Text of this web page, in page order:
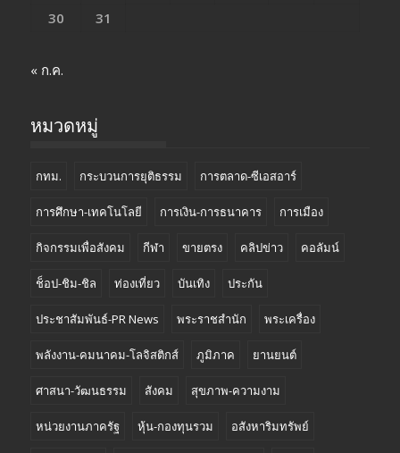
30
31
« ก.ค.
หมวดหมู่
กทม. กระบวนการยุติธรรม การตลาด-ซีเอสอาร์
การศึกษา-เทคโนโลยี การเงิน-การธนาคาร การเมือง
กิจกรรมเพื่อสังคม กีฬา ขายตรง คลิปข่าว คอลัมน์
ช็อป-ชิม-ชิล ท่องเที่ยว บันเทิง ประกัน
ประชาสัมพันธ์-PR News พระราชสำนัก พระเครื่อง
พลังงาน-คมนาคม-โลจิสติกส์ ภูมิภาค ยานยนต์
ศาสนา-วัฒนธรรม สังคม สุขภาพ-ความงาม
หน่วยงานภาครัฐ หุ้น-กองทุนรวม อสังหาริมทรัพย์